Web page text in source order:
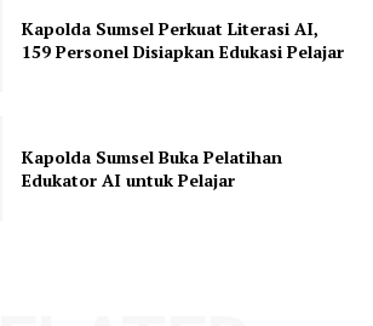
Kapolda Sumsel Perkuat Literasi AI,
159 Personel Disiapkan Edukasi Pelajar
Kapolda Sumsel Buka Pelatihan
Edukator AI untuk Pelajar